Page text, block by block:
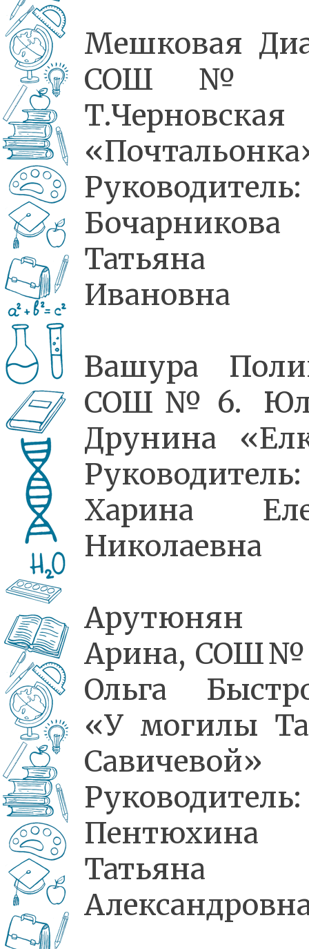
Мешковая
СОШ №
Т.Черновская
Руководитель:
Бочарникова
Татьяна
Ивановна
Вашура
СОШ № 6.
Друнина
Руководитель:
Харина
Николаевна
Арутюнян
Арина,
Ольга
«У могилы
Савичевой»
Руководитель:
Пентюхина
Татьяна